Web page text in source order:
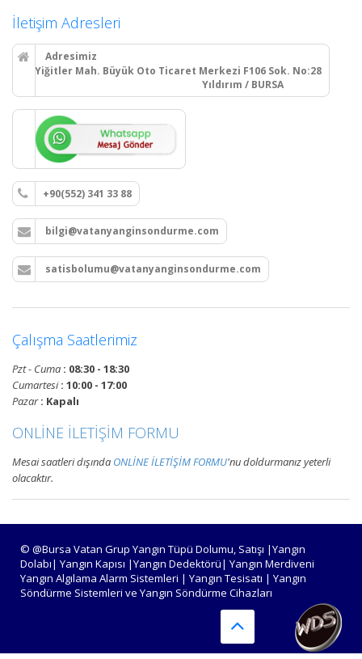
montaj ve tüp dolumu.
Bursa Yangın Dolabı, Hortum
dolapları montajı, seyyar
tekerlekli yangın hortumu
makaraları, yangın hidrant
hatları kurulumu ve periyodik
vana testleri.
yangın alarm kontrol paneli
projelendirme, montaj ve
Bursa Yangın Algılama ve İhbar
Alarm Sistemleri
Bursa adresli ve konvansiyonel
yangın alarm sistemleri
İletişim Adresleri
Adresimiz
Yiğitler Mah. Büyük Oto Ticaret Merkezi F106 Sok. No:28
Yıldırım / BURSA
+90(552) 341 33 88
bilgi@vatanyanginsondurme.com
satisbolumu@vatanyanginsondurme.com
Çalışma Saatlerimiz
Pzt - Cuma : 08:30 - 18:30
Cumartesi: 10:00 - 17:00
Pazar: Kapalı
ONLİNE İLETİŞİM FORMU
Mesai saatleri dışında ONLİNE İLETİŞİM FORMU'nu doldurmanız yeterli
olacaktır.
© @Bursa Vatan Grup Yangın Tüpü Dolumu, Satışı |Yangın
Dolabı| Yangın Kapısı |Yangın Dedektörü| Yangın Merdiveni
Yangın Algılama Alarm Sistemleri | Yangın Tesisatı | Yangın
Söndürme Sistemleri ve Yangın Söndürme Cihazları